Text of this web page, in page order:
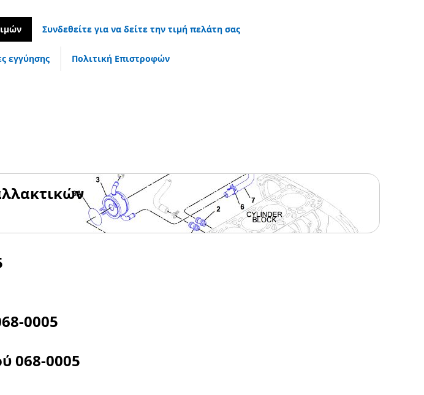
Συνδεθείτε για να δείτε την τιμή πελάτη σας
εγγύησης Πολιτική Επιστροφών
0005
068-0005